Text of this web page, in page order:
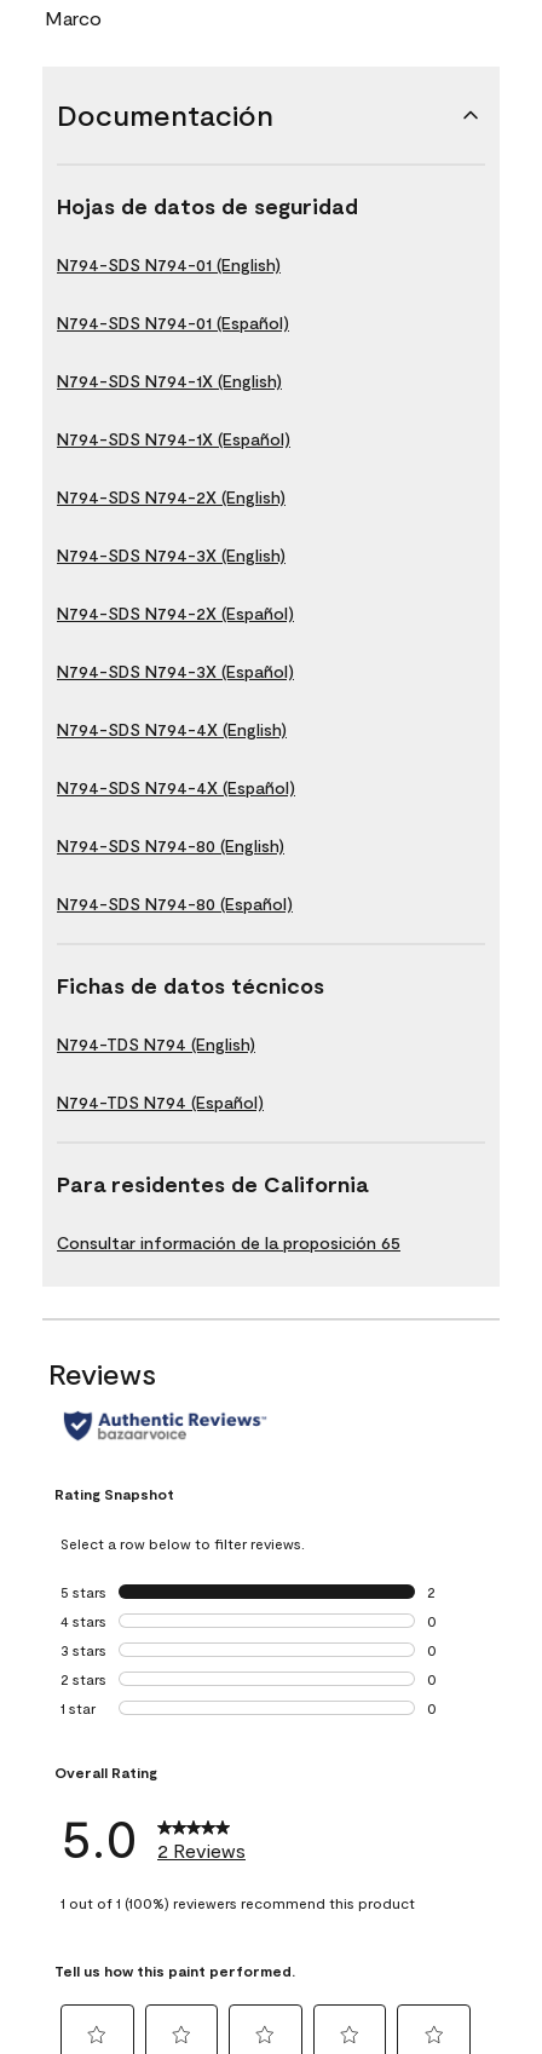
Marco
Documentación
Hojas de datos de seguridad
N794-SDS N794-01 (English)
N794-SDS N794-01 (Español)
N794-SDS N794-1X (English)
N794-SDS N794-1X (Español)
N794-SDS N794-2X (English)
N794-SDS N794-3X (English)
N794-SDS N794-2X (Español)
N794-SDS N794-3X (Español)
N794-SDS N794-4X (English)
N794-SDS N794-4X (Español)
N794-SDS N794-80 (English)
N794-SDS N794-80 (Español)
Fichas de datos técnicos
N794-TDS N794 (English)
N794-TDS N794 (Español)
Para residentes de California
Consultar información de la proposición 65
Reviews
Rating Snapshot
Select a row below to filter reviews.
5 stars stars
2
2 reviews with 5
4 stars stars
0
0 reviews with 4
3 stars stars
0
0 reviews with 3
2 stars stars
0
0 reviews with 2
1 star stars
0
Overall Rating
5.0 2 Reviews
1 out of 1 (100%) reviewers recommend this product
Tell us how this paint performed.